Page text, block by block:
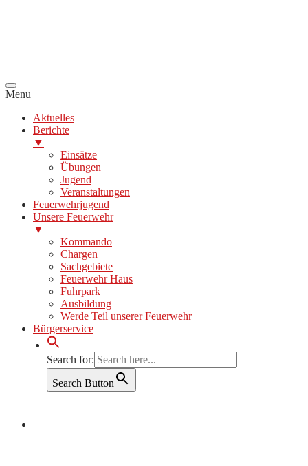
Menu
Aktuelles
Berichte
▼
Einsätze
Übungen
Jugend
Veranstaltungen
Feuerwehrjugend
Unsere Feuerwehr
▼
Kommando
Chargen
Sachgebiete
Feuerwehr Haus
Fuhrpark
Ausbildung
Werde Teil unserer Feuerwehr
Bürgerservice
Search for:
Search Button